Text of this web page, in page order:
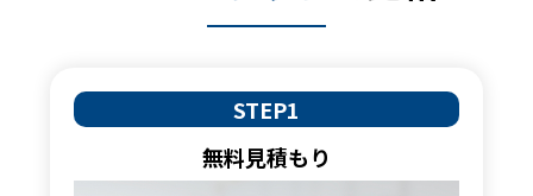
STEP1
無料見積もり